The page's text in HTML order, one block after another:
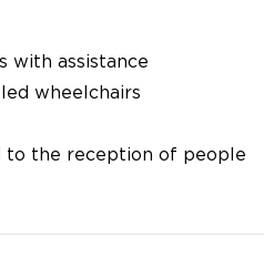
with assistance
wheelchairs
to the reception of people